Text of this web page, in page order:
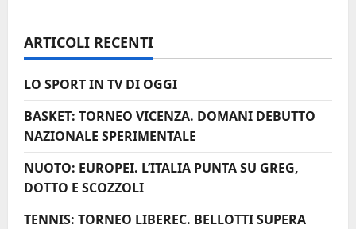
o
l
o
ARTICOLI RECENTI
LO SPORT IN TV DI OGGI
BASKET: TORNEO VICENZA. DOMANI DEBUTTO
NAZIONALE SPERIMENTALE
NUOTO: EUROPEI. L’ITALIA PUNTA SU GREG,
DOTTO E SCOZZOLI
TENNIS: TORNEO LIBEREC. BELLOTTI SUPERA